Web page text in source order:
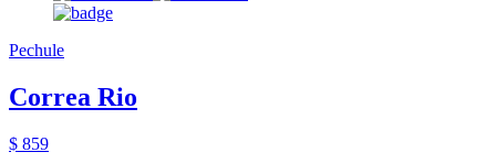
Pechule
Correa Rio
$ 859